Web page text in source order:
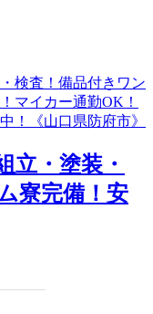
立・塗装・
寮完備！安